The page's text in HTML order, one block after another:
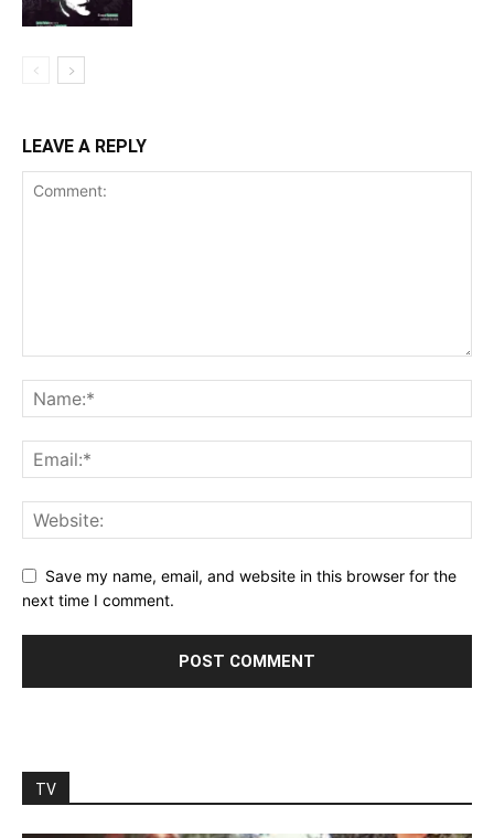
LEAVE A REPLY
Save my name, email, and website in this browser for the
next time I comment.
TV